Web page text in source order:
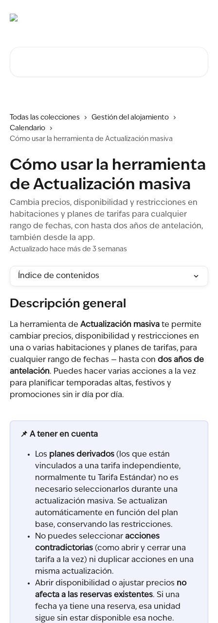
Todas las colecciones
Gestión del alojamiento
Calendario
Cómo usar la herramienta de Actualización masiva
Cómo usar la herramienta
de Actualización masiva
Cambia precios, disponibilidad y restricciones en
habitaciones y planes de tarifas para cualquier
rango de fechas, con hasta dos años de antelación,
también desde la app.
Actualizado hace más de 3 semanas
Índice de contenidos
Descripción general
La herramienta de Actualización masiva te permite
cambiar precios, disponibilidad y restricciones en
una o varias habitaciones y planes de tarifas, para
cualquier rango de fechas — hasta con dos años de
antelación. Puedes hacer varias acciones a la vez
para planificar temporadas altas, festivos y
promociones sin ir día por día.
📌 A tener en cuenta
Los planes derivados (los que están
vinculados a una tarifa independiente,
normalmente tu Tarifa Estándar) no es
necesario seleccionarlos durante una
actualización masiva. Se actualizan
automáticamente en función del plan
base, conservando las restricciones.
No puedes seleccionar acciones
contradictorias (como abrir y cerrar una
tarifa a la vez) ni duplicar acciones en una
misma actualización.
Abrir disponibilidad o ajustar precios no
afecta a las reservas existentes. Si una
fecha ya tiene una reserva, esa unidad
sigue sin estar disponible esa noche.